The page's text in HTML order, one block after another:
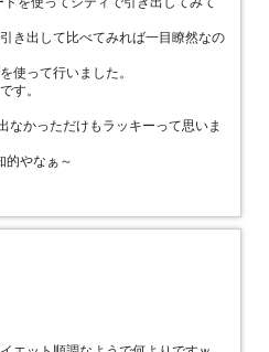
き出して比べてみれば一目瞭然なの
使って行いました。
す。
なかっただけもラッキーって思いま
的やなぁ～